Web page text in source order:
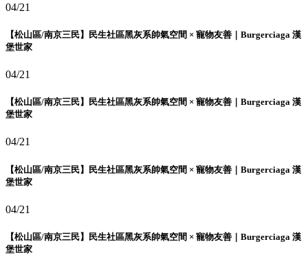
04/21
【松山區/南京三民】民生社區黑灰系帥氣空間 × 寵物友善｜Burgerciaga 漢
堡世家
04/21
【松山區/南京三民】民生社區黑灰系帥氣空間 × 寵物友善｜Burgerciaga 漢
堡世家
04/21
【松山區/南京三民】民生社區黑灰系帥氣空間 × 寵物友善｜Burgerciaga 漢
堡世家
04/21
【松山區/南京三民】民生社區黑灰系帥氣空間 × 寵物友善｜Burgerciaga 漢
堡世家